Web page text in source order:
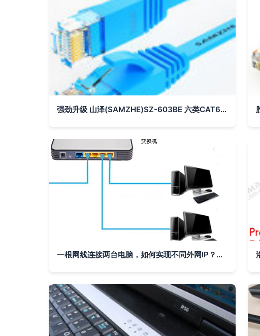
强劲升级 山泽(SAMZHE)SZ-603BE 六类CAT6类千兆扁平网线体验测评
一根网线连接两台电脑，如何实现不同外网IP？详解双IP配置方法